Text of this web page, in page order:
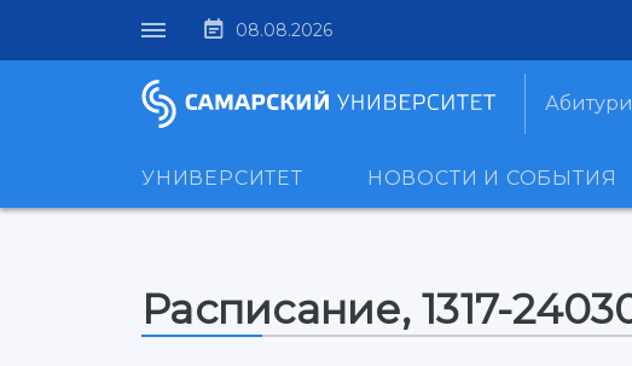
08.08.2026
УНИВЕРСИТЕТ НОВОСТИ И СОБЫТИЯ
Расписание, 1317-